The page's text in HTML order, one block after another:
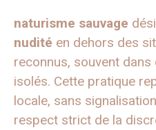
naturisme sauvage
nudité en dehors des
reconnus, souvent dans
isolés. Cette pratique
locale, sans
respect strict de la